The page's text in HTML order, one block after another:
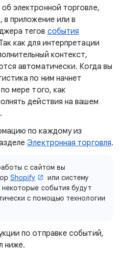
электронной торговле,
в приложение или в
тегов события
как для интерпретации
контекст,
автоматически. Когда вы
по ним начнет
мере того, как
действия на вашем
по каждому из
Электронная торговля.
с сайтом вы
Shopify
или систему
события будут
с помощью технологии
по отправке событий,
ниже.